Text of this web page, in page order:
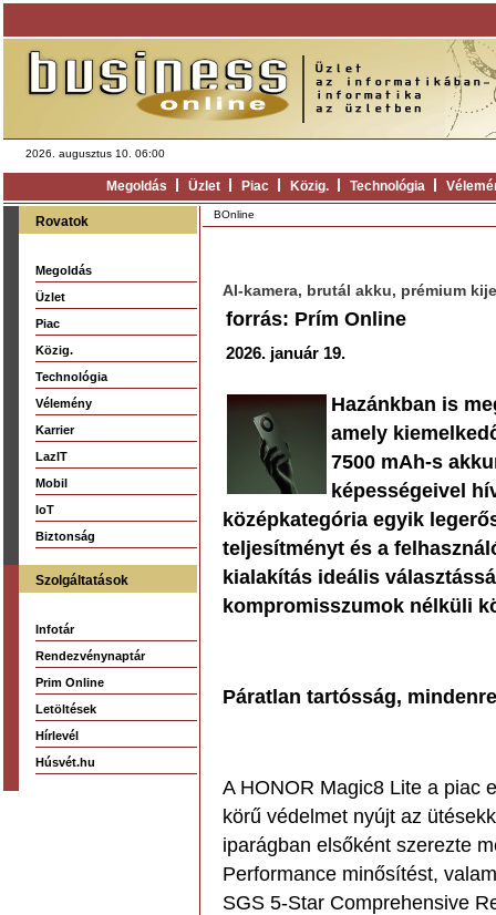
2026. augusztus 10. 06:00
Megoldás Üzlet Piac Közig. Technológia
Rovatok
Megoldás
Üzlet
Piac
Közig.
Technológia
Vélemény
Karrier
LazIT
Mobil
IoT
Biztonság
Szolgáltatások
Infotár
Rendezvénynaptár
Prim Online
Letöltések
Hírlevél
Húsvét.hu
BOnline
AI-kamera, brutál akku, prémium
forrás: Prím Online
2026. január 19.
Hazánkban is
amely
7500 mAh-s
képességeivel
középkategória egyik
teljesítményt és a
kialakítás ideális
kompromisszumok nélküli
Páratlan tartósság,
A HONOR Magic8 Lite a piac
körű védelmet nyújt az
iparágban elsőként szerezte
Performance minősítést,
SGS 5-Star Comprehensive